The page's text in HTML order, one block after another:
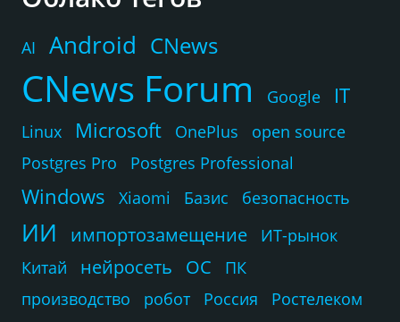
AI Android CNews
CNews Forum Google IT
Linux Microsoft OnePlus
open source
Postgres Pro
Postgres Professional
Windows Xiaomi Базис безопасность
ИИ импортозамещение
ИТ-рынок
Китай
нейросеть ОС
ПК
производство
робот Россия Ростелеком